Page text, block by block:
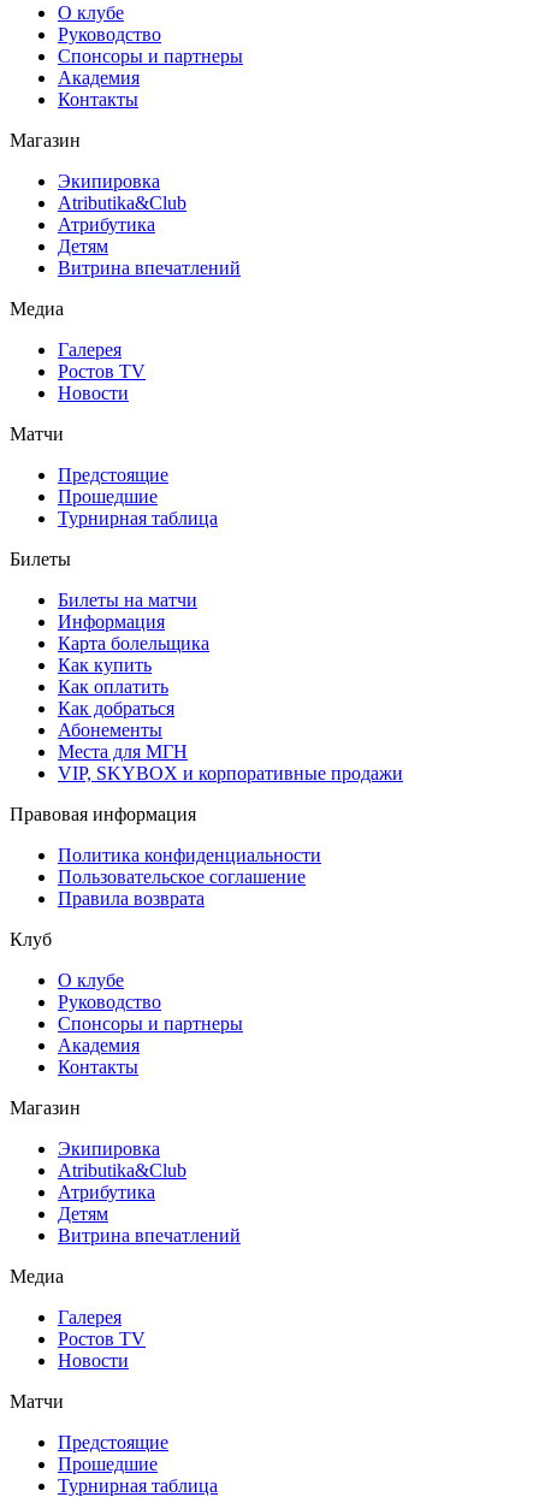
О клубе
Руководство
Спонсоры и партнеры
Академия
Контакты
Магазин
Экипировка
Atributika&Club
Атрибутика
Детям
Витрина впечатлений
Медиа
Галерея
Ростов TV
Новости
Матчи
Предстоящие
Прошедшие
Турнирная таблица
Билеты
Билеты на матчи
Информация
Карта болельщика
Как купить
Как оплатить
Как добраться
Абонементы
Места для МГН
VIP, SKYBOX и корпоративные продажи
Правовая информация
Политика конфиденциальности
Пользовательское соглашение
Правила возврата
Клуб
О клубе
Руководство
Спонсоры и партнеры
Академия
Контакты
Магазин
Экипировка
Atributika&Club
Атрибутика
Детям
Витрина впечатлений
Медиа
Галерея
Ростов TV
Новости
Матчи
Предстоящие
Прошедшие
Турнирная таблица